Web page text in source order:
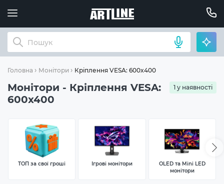
Головна Монітори Кріплення VESA: 600x400
Монітори - Кріплення VESA:
600x400
1 у наявності
ТОП за свої гроші Ігрові монітори
OLED та Mini LED
монітори